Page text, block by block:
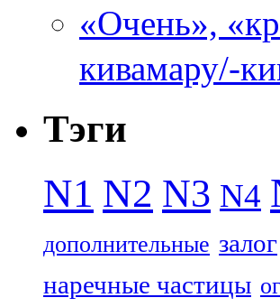
«Очень»,
кивамару/-
Тэги
N1 N2 N3 N4
дополнительные залог
наречные частицы